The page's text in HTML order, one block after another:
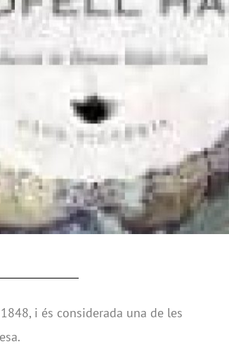
i és considerada una de les